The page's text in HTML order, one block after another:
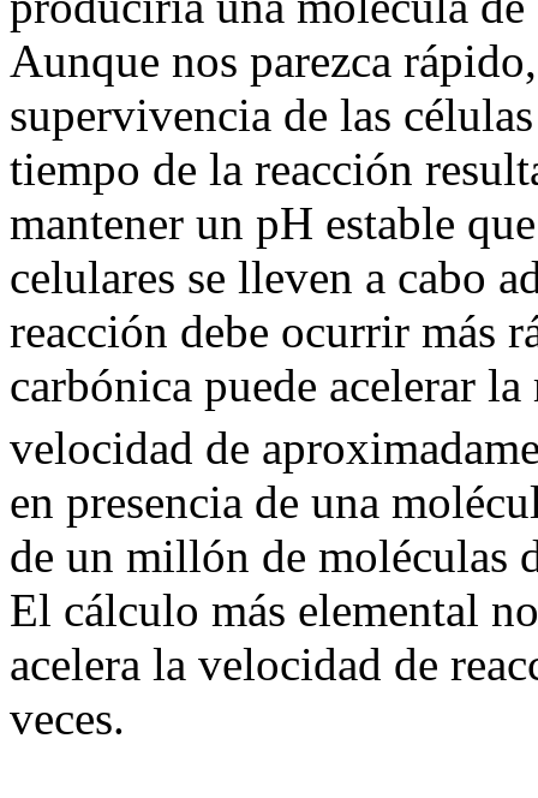
Aunque nos parezca
supervivencia de las
tiempo de la reacción
mantener un pH estable
celulares se lleven a cabo
reacción debe ocurrir más
carbónica puede acelerar
velocidad de
en presencia de una
de un millón de moléculas
El cálculo más elemental
acelera la velocidad de
veces.